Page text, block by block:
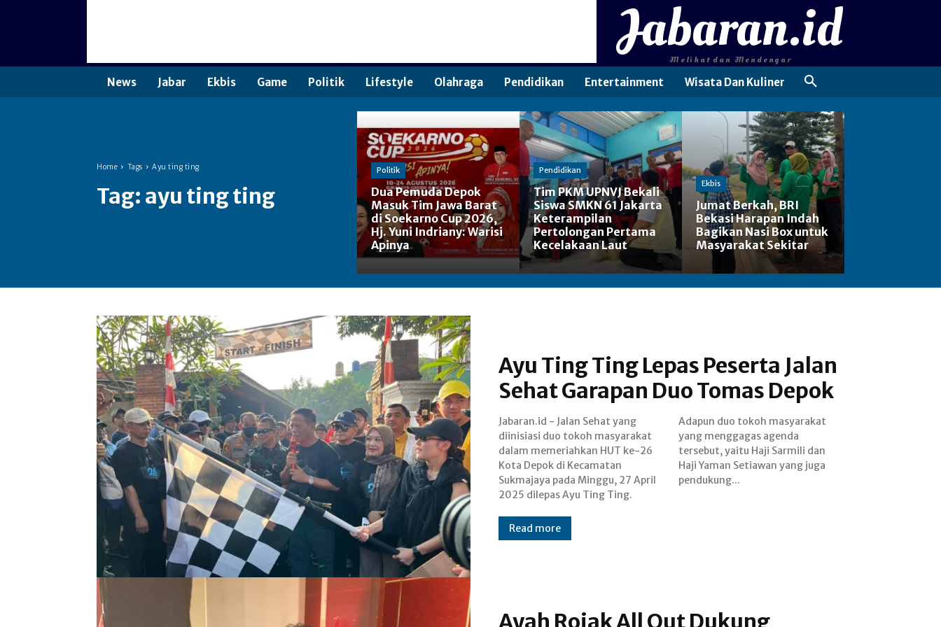
Jabaran.id
Melihat dan Mendengar
News Jabar Ekbis Game Politik Lifestyle Olahraga Pendidikan Entertainment Wisata Dan Kuliner
Home Tags Ayu ting ting
Tag: ayu ting ting
Politik
Dua Pemuda Depok
Masuk Tim Jawa Barat
di Soekarno Cup 2026,
Hj. Yuni Indriany: Warisi
Apinya
Pendidikan
Tim PKM UPNVJ Bekali
Siswa SMKN 61 Jakarta
Keterampilan
Pertolongan Pertama
Kecelakaan Laut
Ekbis
Jumat Berkah, BRI
Bekasi Harapan Indah
Bagikan Nasi Box untuk
Masyarakat Sekitar
Ayu Ting Ting Lepas Peserta Jalan
Sehat Garapan Duo Tomas Depok
Jabaran.id - Jalan Sehat yang
diinisiasi duo tokoh masyarakat
dalam memeriahkan HUT ke-26
Kota Depok di Kecamatan
Sukmajaya pada Minggu, 27 April
2025 dilepas Ayu Ting Ting.
Adapun duo tokoh masyarakat
yang menggagas agenda
tersebut, yaitu Haji Sarmili dan
Haji Yaman Setiawan yang juga
pendukung...
Read more
Ayah Rojak All Out Dukung